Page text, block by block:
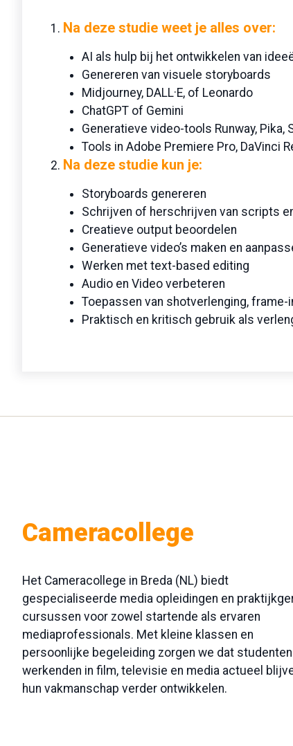
Na deze studieweet je alles over:
AI als hulp bij het ontwikkelen van
Genereren van visuele storyboards
Midjourney, DALL·E, of Leonardo
ChatGPT of Gemini
Generatieve video-tools Runway, Pika,
Tools in Adobe Premiere Pro, DaVinci
Na deze studie kun je:
Storyboards genereren
Schrijven of herschrijven van scripts
Creatieve output beoordelen
Generatieve video’s maken en
Werken met text-based editing
Audio en Video verbeteren
Toepassen van shotverlenging,
Praktisch en kritisch gebruik als
Cameracollege
Het Cameracollege in Breda (NL) biedt
gespecialiseerde media opleidingen en
cursussen voor zowel startende als ervaren
mediaprofessionals. Met kleine klassen en
persoonlijke begeleiding zorgen we dat
werkenden in film, televisie en media actueel
hun vakmanschap verder ontwikkelen.